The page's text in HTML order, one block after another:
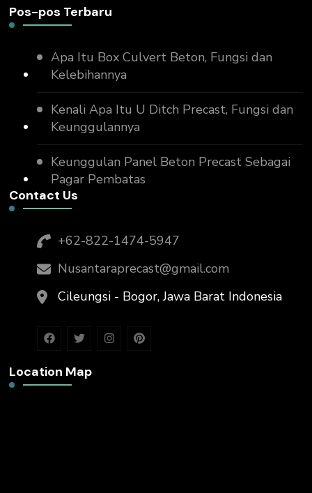
Pos-pos Terbaru
Apa Itu Box Culvert Beton, Fungsi dan
Kelebihannya
Kenali Apa Itu U Ditch Precast, Fungsi dan
Keunggulannya
Keunggulan Panel Beton Precast Sebagai
Pagar Pembatas
Contact Us
+62-822-1474-5947
Nusantaraprecast@gmail.com
Cileungsi - Bogor, Jawa Barat Indonesia
Location Map